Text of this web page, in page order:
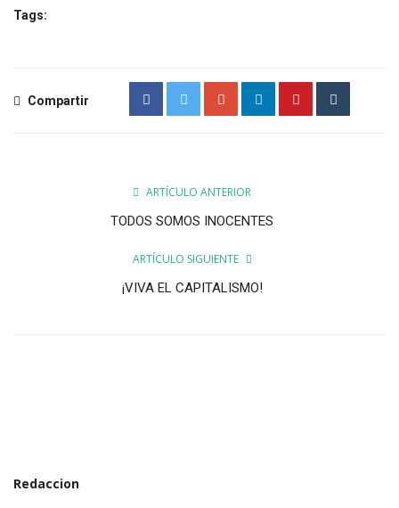
Tags:
Compartir
ARTÍCULO ANTERIOR
TODOS SOMOS INOCENTES
ARTÍCULO SIGUIENTE
¡VIVA EL CAPITALISMO!
Redaccion